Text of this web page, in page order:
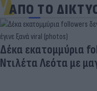
ΑΠΟ ΤΟ
Δέκα εκατομμύρια
Ντιλέτα Λεότα με